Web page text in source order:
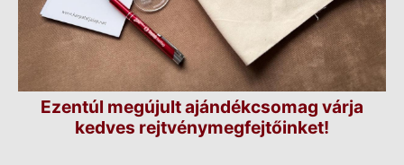
Ezentúl megújult ajándékcsomag várja
kedves rejtvénymegfejtőinket!